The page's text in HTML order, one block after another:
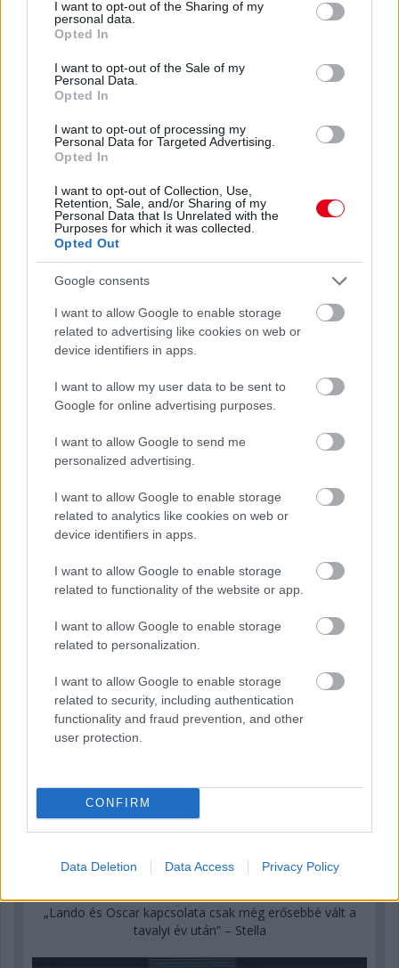
not limited to your visit or usage behaviour. You may click to
grant or deny consent to Google and its third-party tags to
use your data for below specified purposes in below Google
consent section.
I want to opt-out of the Sharing of my
personal data.
Opted In
I want to opt-out of the Sale of my
Personal Data.
Opted In
I want to opt-out of processing my
Personal Data for Targeted Advertising.
Opted In
I want to opt-out of Collection, Use,
Retention, Sale, and/or Sharing of my
Personal Data that Is Unrelated with the
Purposes for which it was collected.
Opted Out
Google consents
I want to allow Google to enable storage
related to advertising like cookies on web or
device identifiers in apps.
I want to allow my user data to be sent to
Google for online advertising purposes.
I want to allow Google to send me
personalized advertising.
I want to allow Google to enable storage
related to analytics like cookies on web or
device identifiers in apps.
I want to allow Google to enable storage
related to functionality of the website or app.
I want to allow Google to enable storage
related to personalization.
I want to allow Google to enable storage
related to security, including authentication
functionality and fraud prevention, and other
user protection.
CONFIRM
Data Deletion Data Access Privacy Policy
18 órája
Eljegyezte kedvesét George Russell
22 órája
Domenicali: Több sprint lesz az F1-ben – de nem
mindenhol
„Lando és Oscar kapcsolata csak még erősebbé vált a
tavalyi év után” – Stella